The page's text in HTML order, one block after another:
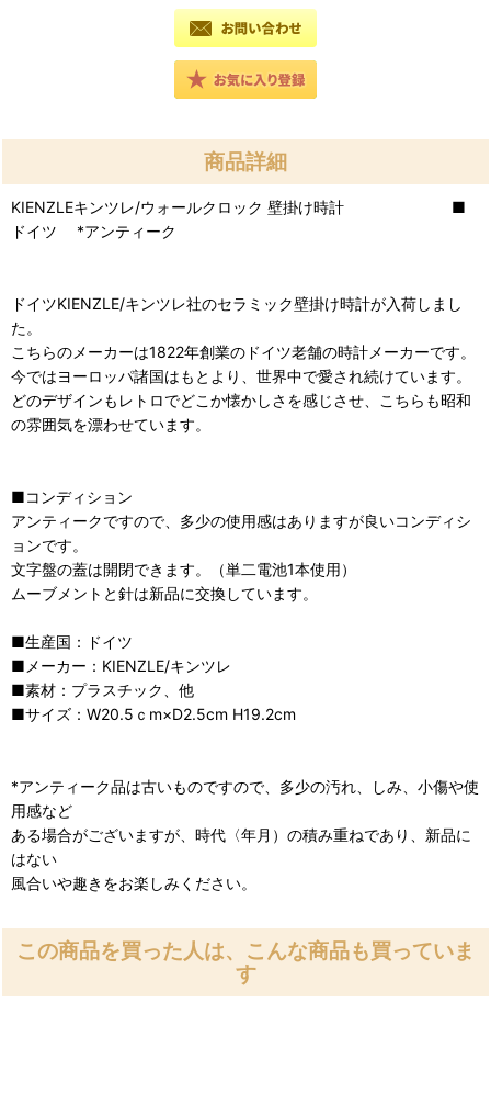
商品詳細
KIENZLEキンツレ/ウォールクロック 壁掛け時計 ■
ドイツ *アンティーク
ドイツKIENZLE/キンツレ社のセラミック壁掛け時計が入荷しまし
た。
こちらのメーカーは1822年創業のドイツ老舗の時計メーカーです。
今ではヨーロッパ諸国はもとより、世界中で愛され続けています。
どのデザインもレトロでどこか懐かしさを感じさせ、こちらも昭和
の雰囲気を漂わせています。
■コンディション
アンティークですので、多少の使用感はありますが良いコンディシ
ョンです。
文字盤の蓋は開閉できます。（単二電池1本使用）
ムーブメントと針は新品に交換しています。
■生産国：ドイツ
■メーカー：KIENZLE/キンツレ
■素材：プラスチック、他
■サイズ：W20.5ｃm×D2.5cm H19.2cm
*アンティーク品は古いものですので、多少の汚れ、しみ、小傷や使
用感など
ある場合がございますが、時代〈年月）の積み重ねであり、新品に
はない
風合いや趣きをお楽しみください。
この商品を買った人は、こんな商品も買っていま
す